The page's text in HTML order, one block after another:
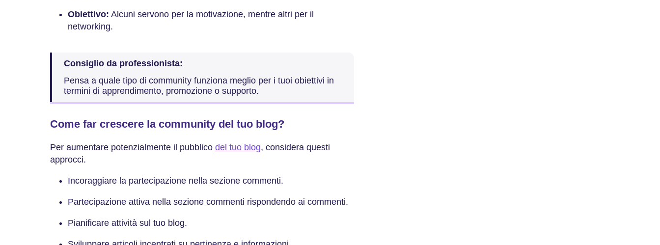
Obiettivo: Alcuni servono per la motivazione, mentre altri per il
networking.
Consiglio da professionista:
Pensa a quale tipo di community funziona meglio per i tuoi obiettivi in
termini di apprendimento, promozione o supporto.
Come far crescere la community del tuo blog?
Per aumentare potenzialmente il pubblico del tuo blog, considera questi
approcci.
Incoraggiare la partecipazione nella sezione commenti.
Partecipazione attiva nella sezione commenti rispondendo ai commenti.
Pianificare attività sul tuo blog.